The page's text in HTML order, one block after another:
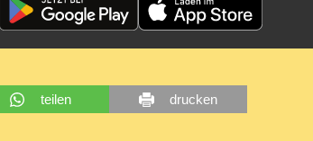
teilen drucken